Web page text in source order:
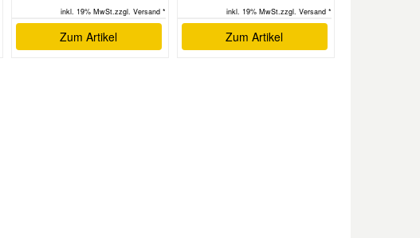
inkl. 19% MwSt.zzgl. Versand *
Zum Artikel
inkl. 19% MwSt.zzgl. Versand *
Zum Artikel